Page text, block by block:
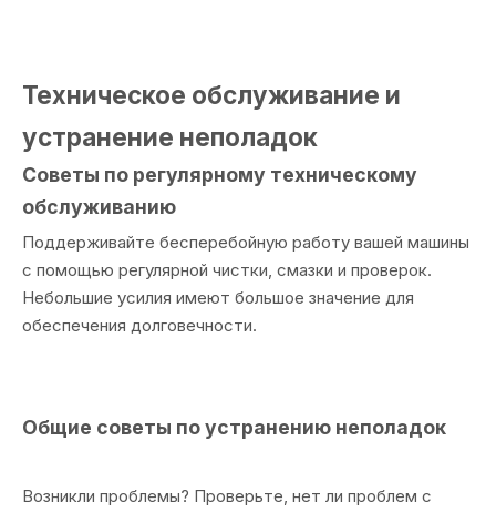
Техническое обслуживание и
устранение неполадок
Советы по регулярному техническому
обслуживанию
Поддерживайте бесперебойную работу вашей машины
с помощью регулярной чистки, смазки и проверок.
Небольшие усилия имеют большое значение для
обеспечения долговечности.
Общие советы по устранению неполадок
Возникли проблемы? Проверьте, нет ли проблем с